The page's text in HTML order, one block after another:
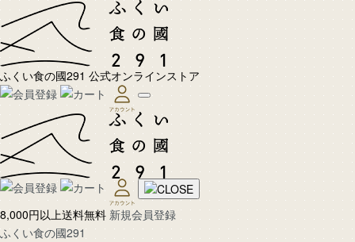
ふくい食の國291 公式オンラインストア
8,000円以上送料無料 新規会員登録
ふくい食の國291